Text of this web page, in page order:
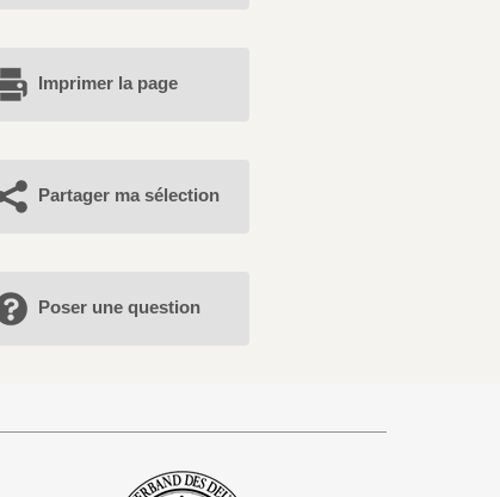
Imprimer la page
Partager ma sélection
Poser une question